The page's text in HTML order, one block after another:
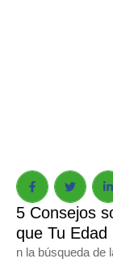
5 Consejos
que Tu Edad
n la búsqueda de